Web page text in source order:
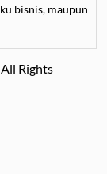
bisnis, maupun
layanan darat,
tepat waktu.
yang
hati.
Rights